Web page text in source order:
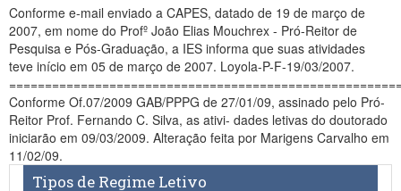
Ministério da Mulher, da Família e dos Direitos Humanos
Gabinete de Segurança Institucional
Conforme e-mail enviado a CAPES, datado de 19 de março de
2007, em nome do Profº João Elias Mouchrex - Pró-Reitor de
Pesquisa e Pós-Graduação, a IES informa que suas atividades
teve início em 05 de março de 2007. Loyola-P-F-19/03/2007.
Conforme Of.07/2009 GAB/PPPG de 27/01/09, assinado pelo Pró-
Reitor Prof. Fernando C. Silva, as ativi- dades letivas do doutorado
iniciarão em 09/03/2009. Alteração feita por Marigens Carvalho em
11/02/09.
Tipos de Regime Letivo